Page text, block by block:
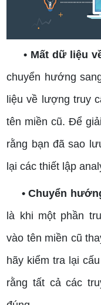
• Mất dữ liệu
chuyển hướng
liệu về lượng truy
tên miền cũ. Để
rằng bạn đã sao
lại các thiết lập
• Chuyển
là khi một phần
vào tên miền cũ
hãy kiểm tra lại
rằng tất cả các